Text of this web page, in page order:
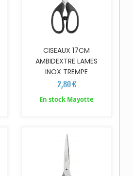
CISEAUX 17CM
AMBIDEXTRE LAMES
INOX TREMPE
2,80 €
En stock Mayotte